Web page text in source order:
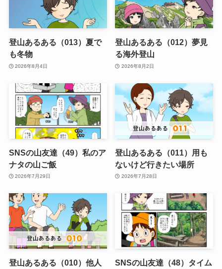
登山あるある（013）夏で
も冬物
2026年8月4日
登山あるある（012）夢見
る海外登山
2026年8月2日
SNSの山友達（49）私のア
ナタの山ご飯
2026年7月29日
登山あるある（011）用も
ないけど行きたい場所
2026年7月28日
登山あるある（010）他人
SNSの山友達（48）タイム